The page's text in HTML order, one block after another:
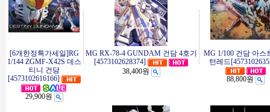
[6개한정특가세일]RG
1/144 ZGMF-X42S 데스
티니 건담
[4573102616166]
29,900원
MG RX-78-4 GUNDAM 건담 4호기
[4573102628374]
38,400원
MG 1/100 건담 아스
턴레드
88,800원